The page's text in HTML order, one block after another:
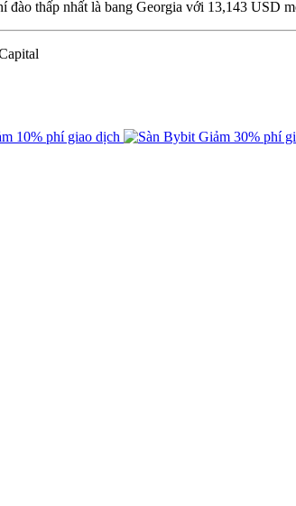
đào thấp nhất là bang Georgia với 13,143
10% phí giao dịch Giảm 30% phí